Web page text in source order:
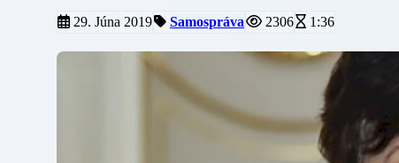
29. Júna 2019 Samospráva 2306 1:36